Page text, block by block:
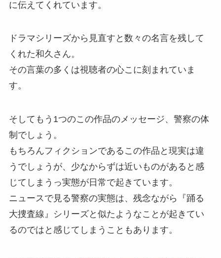
に伝えてくれています。
ドラマシリーズから見直すと数々の名言を残して
くれた和久さん。
その言葉の多くは視聴者の心こに刻まれていま
す。
そしてもう1つのこの作品のメッセージ、警察の体
制でしょう。
もちろんフィクションであるこの作品と現実は違
うでしょうが、少なからずは近いものがあると感
じてしまうっ実態が日常で起きています。
ニュースで見る警察の実態は、残念ながら『踊る
大捜査線』シリーズと似たようなことが起きてい
るのではと感じてしまうこともあります。